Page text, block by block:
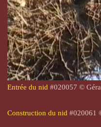
Entrée du nid #020057 ©
Construction du nid #020061